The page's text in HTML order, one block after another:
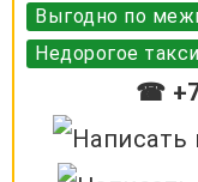
Выгодно по
Недорогое такси
☎ +7